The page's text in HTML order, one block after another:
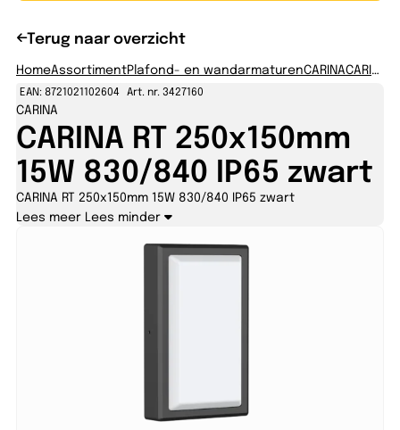
Terug naar overzicht
HomeAssortimentPlafond- en wandarmaturenCARINACARINA RT
EAN: 8721021102604 Art. nr. 3427160
CARINA
CARINA RT 250x150mm
15W 830/840 IP65 zwart
CARINA RT 250x150mm 15W 830/840 IP65 zwart
Lees meer Lees minder